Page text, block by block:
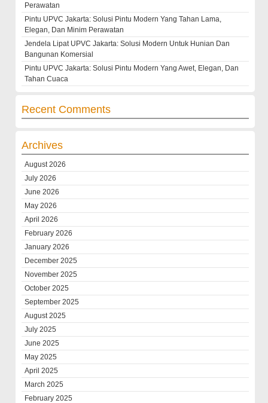
Perawatan
Pintu UPVC Jakarta: Solusi Pintu Modern Yang Tahan Lama,
Elegan, Dan Minim Perawatan
Jendela Lipat UPVC Jakarta: Solusi Modern Untuk Hunian Dan
Bangunan Komersial
Pintu UPVC Jakarta: Solusi Pintu Modern Yang Awet, Elegan, Dan
Tahan Cuaca
Recent Comments
Archives
August 2026
July 2026
June 2026
May 2026
April 2026
February 2026
January 2026
December 2025
November 2025
October 2025
September 2025
August 2025
July 2025
June 2025
May 2025
April 2025
March 2025
February 2025